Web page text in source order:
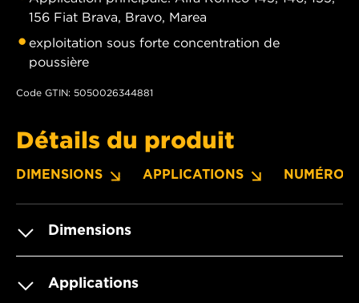
156 Fiat Brava, Bravo, Marea
exploitation sous forte concentration de
poussière
Code GTIN: 5050026344881
Détails du produit
DIMENSIONS APPLICATIONS NUMÉROS
Dimensions
Applications